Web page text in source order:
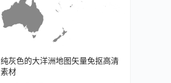
纯灰色的大洋洲地图矢量免抠高清
素材